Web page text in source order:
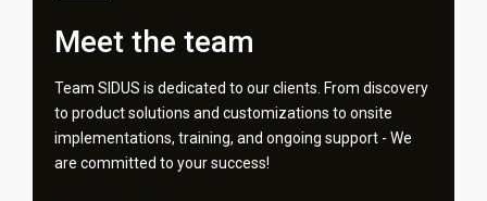
Meet the team
Team SIDUS is dedicated to our clients. From discovery
to product solutions and customizations to onsite
implementations, training, and ongoing support - We
are committed to your success!